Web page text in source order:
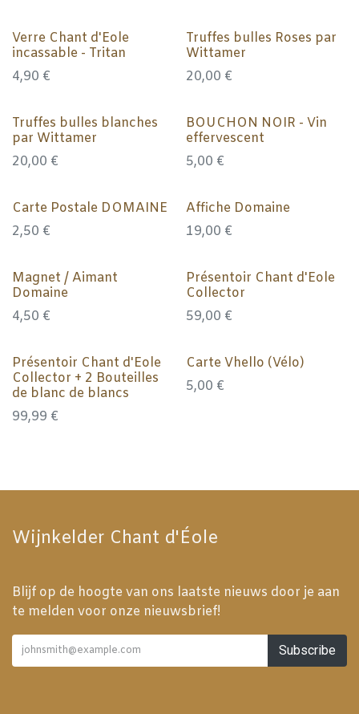
Verre Chant d'Eole
incassable - Tritan
4,90 €
Truffes bulles Roses par
Wittamer
20,00 €
Truffes bulles blanches
par Wittamer
20,00 €
BOUCHON NOIR - Vin
effervescent
5,00 €
Carte Postale DOMAINE
2,50 €
Affiche Domaine
19,00 €
Magnet / Aimant
Domaine
4,50 €
Présentoir Chant d'Eole
Collector
59,00 €
Présentoir Chant d'Eole
Collector + 2 Bouteilles
de blanc de blancs
99,99 €
Carte Vhello (Vélo)
5,00 €
Wijnkelder Chant d'Éole
Blijf op de hoogte van ons laatste nieuws door je aan
te melden voor onze nieuwsbrief!
Subscribe